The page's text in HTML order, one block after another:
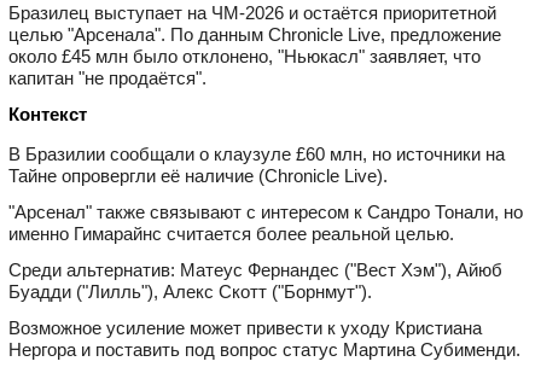
Бразилец выступает на ЧМ‑2026 и остаётся приоритетной
целью "Арсенала". По данным Chronicle Live, предложение
около £45 млн было отклонено, "Ньюкасл" заявляет, что
капитан "не продаётся".
Контекст
В Бразилии сообщали о клаузуле £60 млн, но источники на
Тайне опровергли её наличие (Chronicle Live).
"Арсенал" также связывают с интересом к Сандро Тонали, но
именно Гимарайнс считается более реальной целью.
Среди альтернатив: Матеус Фернандес ("Вест Хэм"), Айюб
Буадди ("Лилль"), Алекс Скотт ("Борнмут").
Возможное усиление может привести к уходу Кристиана
Нергора и поставить под вопрос статус Мартина Субименди.